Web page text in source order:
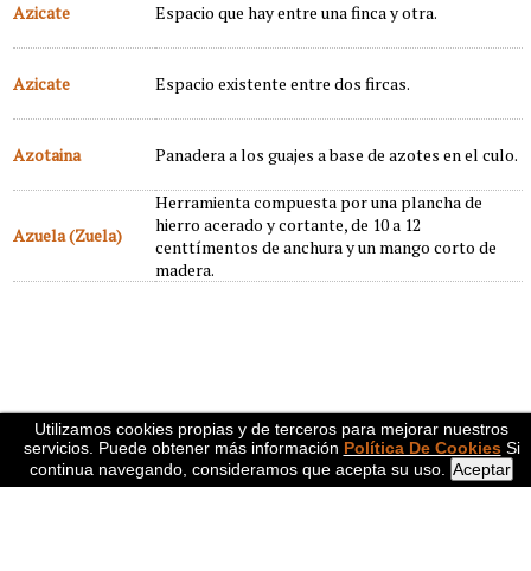
Azicate Espacio que hay entre una finca y otra.
Azicate Espacio existente entre dos fircas.
Azotaina Panadera a los guajes a base de azotes en el culo.
Azuela (Zuela)
Herramienta compuesta por una plancha de
hierro acerado y cortante, de 10 a 12
centtímentos de anchura y un mango corto de
madera.
Utilizamos cookies propias y de terceros para mejorar nuestros
servicios. Puede obtener más información Política De Cookies Si
continua navegando, consideramos que acepta su uso.
Aceptar